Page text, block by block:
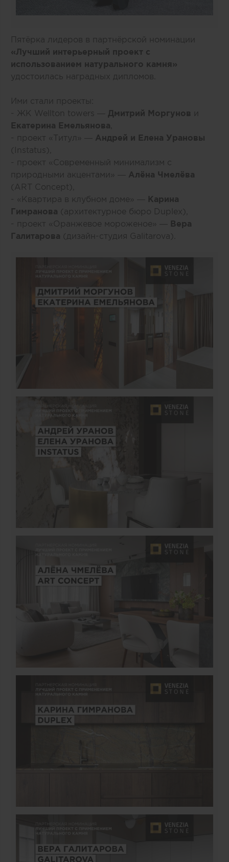
Пятёрка лидеров в партнёрской номинации
«Лучший интерьерный проект с
использованием натурального камня»
удостоилась наградных дипломов.
Ими стали проекты:
- ЖК Wellton towers — Дмитрий Моргунов и
Екатерина Емельянова
- проект «Титул» — Андрей и Елена Урановы
(Instatus),
- проект «Современный минимализм с
природными акцентами» — Алёна Чмелёва
(ART Concept),
- «Квартира в клубном доме» — Карина
Гимранова (архитектурное бюро Duplex),
- проект «Оранжевое мороженое» — Вера
Галитарова (дизайн-студия Galitarova).